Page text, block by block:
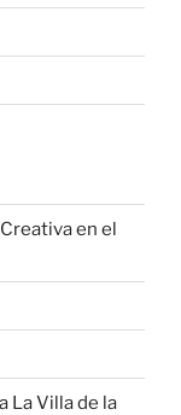
en el
La Villa de la